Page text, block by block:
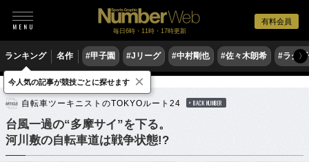
有料会員
毎日6時・11時・17時更新
ランキング 名作 #甲子園 #Jリーグ #中村剛也 #佐々木朗希 #ラグ〉
他競技 自転車
自転車ツーキニストのTOKYOルート24 BACK NUMBER
台風一過の“多摩サイ”を下る。
河川敷の自転車道は戦争状態!?
今人気の記事が競技ごとに探せます ×